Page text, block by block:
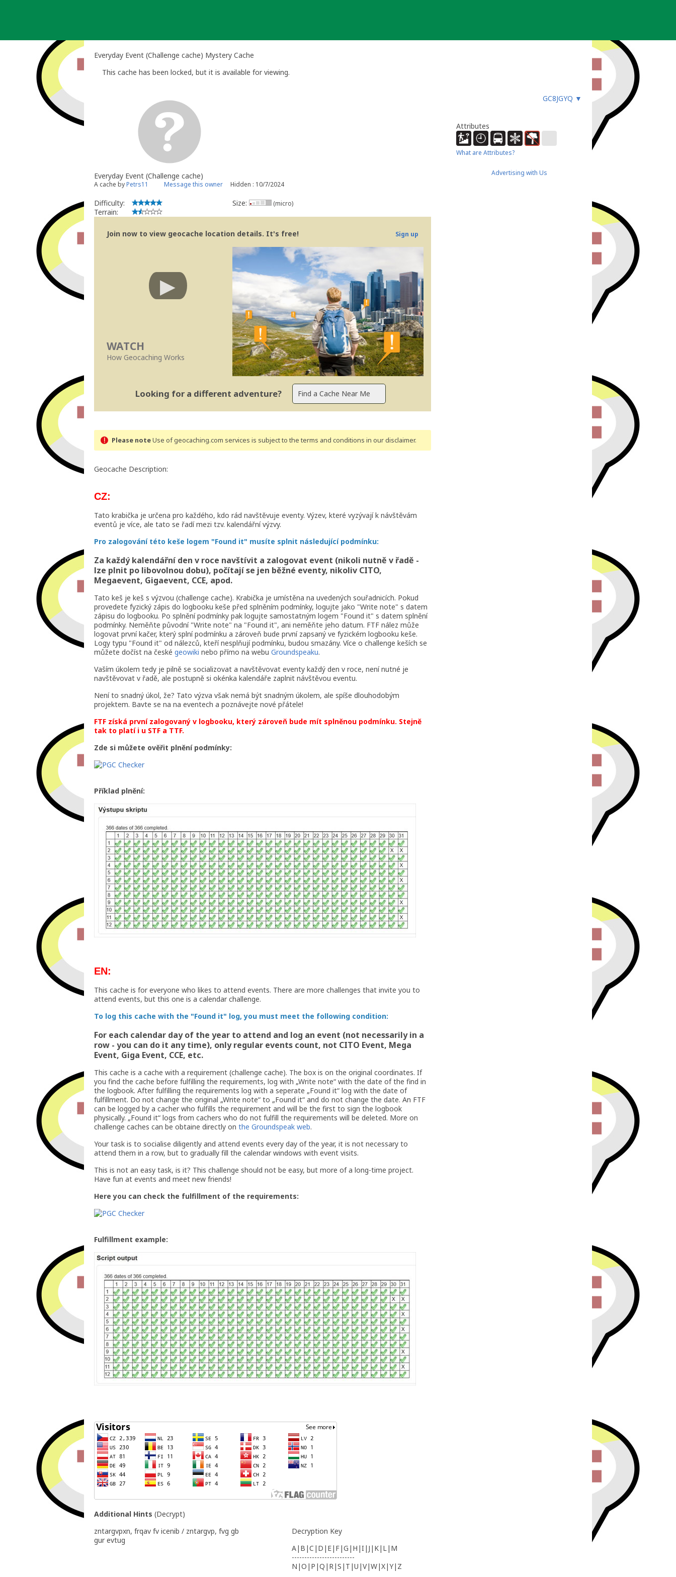
Everyday Event (Challenge cache) Mystery Cache
This cache has been locked, but it is available for viewing.
GC8JGYQ ▼
Everyday Event (Challenge cache)
A cache byPetrs11 Message this owner Hidden : 10/7/2024
Difficulty:
Terrain:
Size: (micro)
Join now to view geocache location details. It's free! Sign up
WATCH
How Geocaching Works
Looking for a different adventure?
Please noteUse of geocaching.com services is subject to the terms and conditions in our disclaimer.
Geocache Description:
CZ:
Tato krabička je určena pro každého, kdo rád navštěvuje eventy. Výzev, které vyzývají k návštěvám
eventů je více, ale tato se řadí mezi tzv. kalendářní výzvy.
Pro zalogování této keše logem "Found it" musíte splnit následující podmínku:
Za každý kalendářní den v roce navštívit a zalogovat event (nikoli nutně v řadě -
lze plnit po libovolnou dobu), počítají se jen běžné eventy, nikoliv CITO,
Megaevent, Gigaevent, CCE, apod.
Tato keš je keš s výzvou (challenge cache). Krabička je umístěna na uvedených souřadnicích. Pokud
provedete fyzický zápis do logbooku keše před splněním podmínky, logujte jako "Write note" s datem
zápisu do logbooku. Po splnění podmínky pak logujte samostatným logem "Found it" s datem splnění
podmínky. Neměňte původní "Write note" na "Found it", ani neměňte jeho datum. FTF nález může
logovat první kačer, který splní podmínku a zároveň bude první zapsaný ve fyzickém logbooku keše.
Logy typu "Found it" od nálezců, kteří nesplňují podmínku, budou smazány. Více o challenge keších se
můžete dočíst na české geowiki nebo přímo na webu Groundspeaku.
Vaším úkolem tedy je pilně se socializovat a navštěvovat eventy každý den v roce, není nutné je
navštěvovat v řadě, ale postupně si okénka kalendáře zaplnit návštěvou eventu.
Není to snadný úkol, že? Tato výzva však nemá být snadným úkolem, ale spíše dlouhodobým
projektem. Bavte se na na eventech a poznávejte nové přátele!
FTF získá první zalogovaný v logbooku, který zároveň bude mít splněnou podmínku. Stejně
tak to platí i u STF a TTF.
Zde si můžete ověřit plnění podmínky:
Příklad plnění:
EN:
This cache is for everyone who likes to attend events. There are more challenges that invite you to
attend events, but this one is a calendar challenge.
To log this cache with the "Found it" log, you must meet the following condition:
For each calendar day of the year to attend and log an event (not necessarily in a
row - you can do it any time), only regular events count, not CITO Event, Mega
Event, Giga Event, CCE, etc.
This cache is a cache with a requirement (challenge cache). The box is on the original coordinates. If
you find the cache before fulfilling the requirements, log with „Write note“ with the date of the find in
the logbook. After fulfilling the requirements log with a seperate „Found it“ log with the date of
fulfillment. Do not change the original „Write note“ to „Found it“ and do not change the date. An FTF
can be logged by a cacher who fulfills the requirement and will be the first to sign the logbook
physically. „Found it“ logs from cachers who do not fulfill the requirements will be deleted. More on
challenge caches can be obtaine directly on the Groundspeak web.
Your task is to socialise diligently and attend events every day of the year, it is not necessary to
attend them in a row, but to gradually fill the calendar windows with event visits.
This is not an easy task, is it? This challenge should not be easy, but more of a long-time project.
Have fun at events and meet new friends!
Here you can check the fulfillment of the requirements:
Fulfillment example:
Additional Hints (Decrypt)
zntargvpxn, frqav fv icenib / zntargvp, fvg gb
gur evtug
Decryption Key
A|B|C|D|E|F|G|H|I|J|K|L|M
-------------------------
N|O|P|Q|R|S|T|U|V|W|X|Y|Z
Attributes
What are Attributes?
Advertising with Us